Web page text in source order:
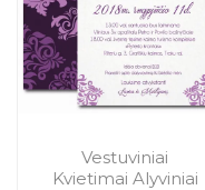
Vestuviniai
Kvietimai Alyviniai